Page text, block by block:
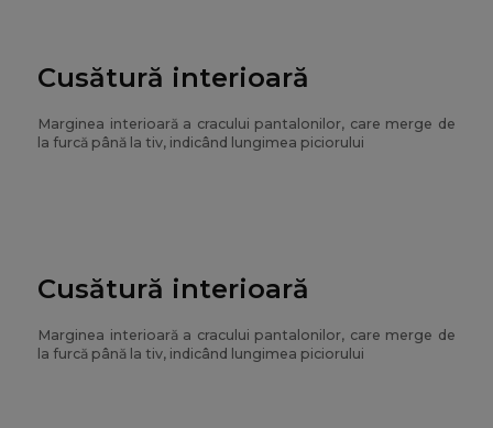
Cusătură interioară
Marginea interioară a cracului pantalonilor, care merge de
la furcă până la tiv, indicând lungimea piciorului
Cusătură interioară
Marginea interioară a cracului pantalonilor, care merge de
la furcă până la tiv, indicând lungimea piciorului